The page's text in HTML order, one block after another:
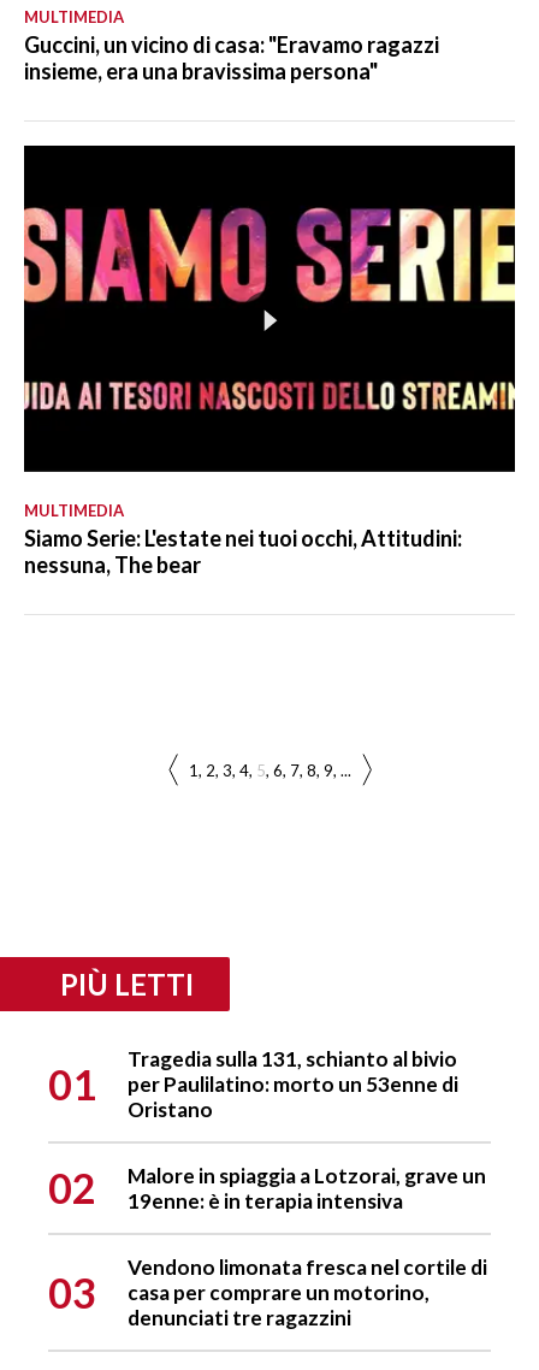
MULTIMEDIA
Guccini, un vicino di casa: "Eravamo ragazzi
insieme, era una bravissima persona"
MULTIMEDIA
Siamo Serie: L'estate nei tuoi occhi, Attitudini:
nessuna, The bear
1 2 3 4 5 6 7 8 9 ...
PIÙ LETTI
01
Tragedia sulla 131, schianto al bivio
per Paulilatino: morto un 53enne di
Oristano
02
Malore in spiaggia a Lotzorai, grave un
19enne: è in terapia intensiva
03
Vendono limonata fresca nel cortile di
casa per comprare un motorino,
denunciati tre ragazzini